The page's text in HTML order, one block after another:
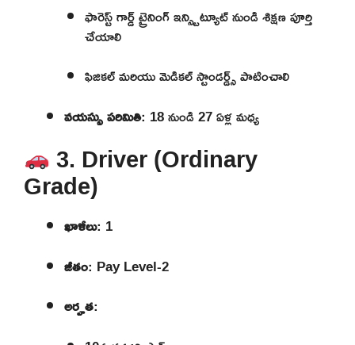
ఫారెస్ట్ గార్డ్ ట్రైనింగ్ ఇన్స్టిట్యూట్‌ నుండి శిక్షణ పూర్తి
చేయాలి
ఫిజికల్ మరియు మెడికల్ స్టాండర్డ్స్ పాటించాలి
వయస్సు పరిమితి: 18 నుండి 27 ఏళ్ల మధ్య
3. Driver (Ordinary
Grade)
ఖాళీలు: 1
జీతం: Pay Level-2
అర్హత: